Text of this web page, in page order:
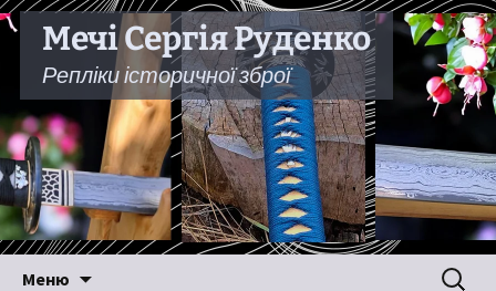
Мечі Сергія Руденко
Репліки історичної зброї
Меню Пошук: